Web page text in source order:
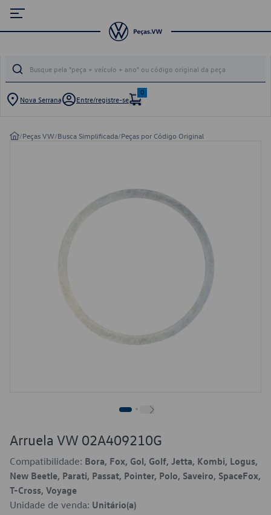
Nova Serrana Entre/registre-se
0
/Peças VW/Busca Simplificada/Peças por Código Original
Arruela VW 02A409210G
Compatibilidade: Bora, Fox, Gol, Golf, Jetta, Kombi, Logus,
New Beetle, Parati, Passat, Pointer, Polo, Saveiro, SpaceFox,
T-Cross, Voyage
Unidade de venda: Unitário(a)